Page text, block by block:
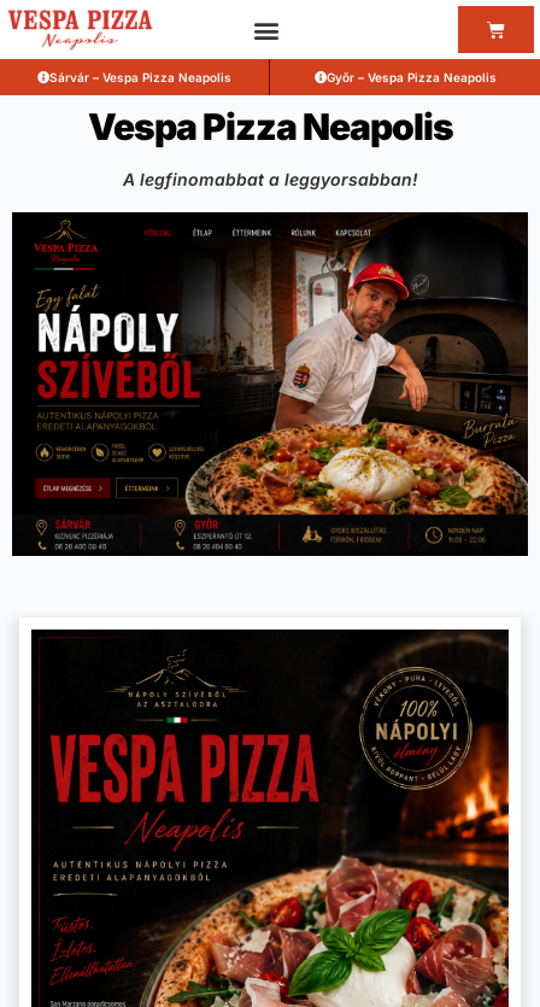
Sárvár – Vespa Pizza Neapolis Győr – Vespa Pizza Neapolis
Vespa Pizza Neapolis
A legfinomabbat a leggyorsabban!